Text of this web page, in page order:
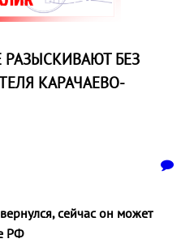
БЕЗ
КАРАЧАЕВО-
сейчас он может
РФ